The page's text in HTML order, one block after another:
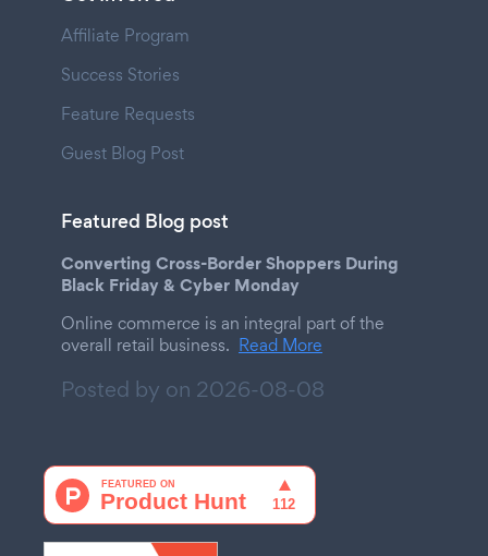
Affiliate Program
Success Stories
Feature Requests
Guest Blog Post
Featured Blog post
Converting Cross-Border Shoppers During
Black Friday & Cyber Monday
Online commerce is an integral part of the
overall retail business. Read More
Posted by on 2026-08-08